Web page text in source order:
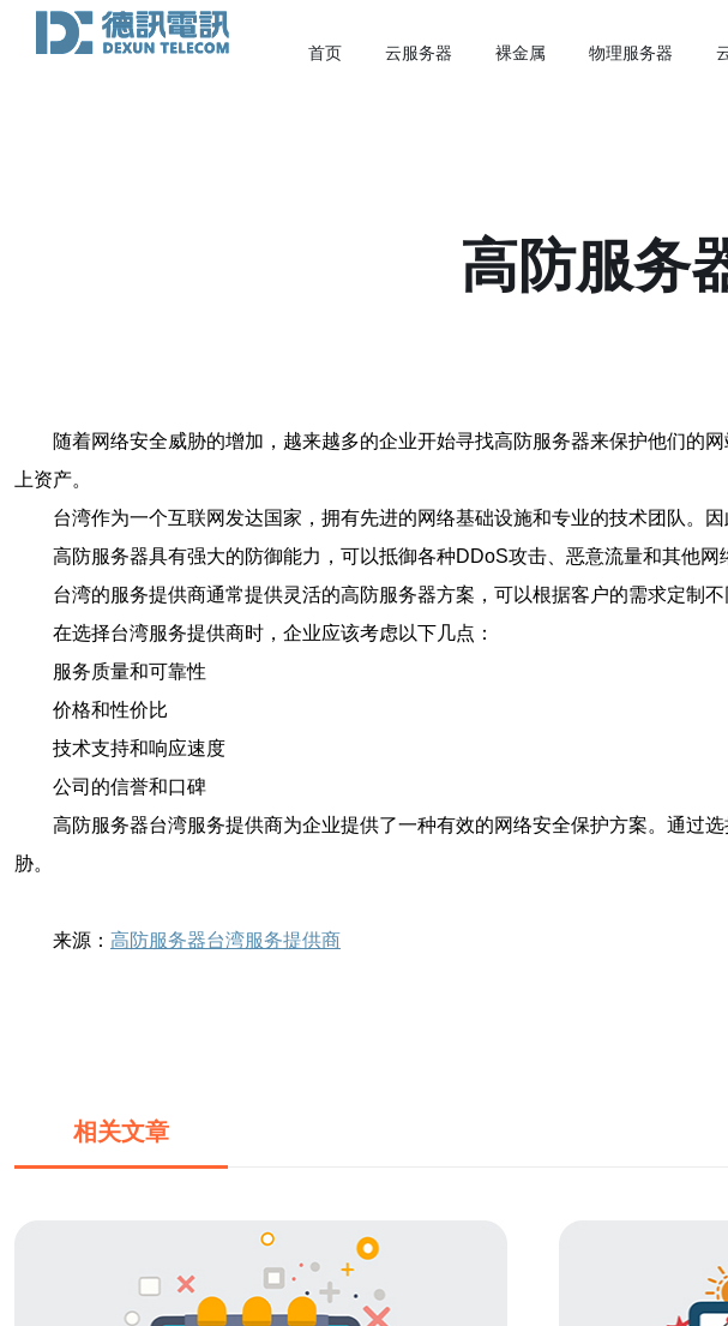
首页 云服务器 裸金属 物理服务器
高防服务
随着网络安全威胁的增加，越来越多的企业开始寻找高防服务器来保护他们的
上资产。
台湾作为一个互联网发达国家，拥有先进的网络基础设施和专业的技术团队。
高防服务器具有强大的防御能力，可以抵御各种DDoS攻击、恶意流量和其他
台湾的服务提供商通常提供灵活的高防服务器方案，可以根据客户的需求定制
在选择台湾服务提供商时，企业应该考虑以下几点：
服务质量和可靠性
价格和性价比
技术支持和响应速度
公司的信誉和口碑
高防服务器台湾服务提供商为企业提供了一种有效的网络安全保护方案。通过
胁。
来源： 高防服务器台湾服务提供商
相关文章